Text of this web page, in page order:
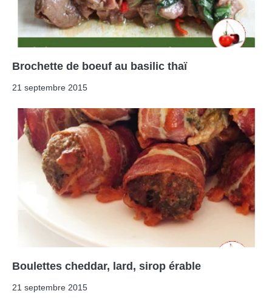
Brochette de boeuf au basilic thaï
21 septembre 2015
Boulettes cheddar, lard, sirop érable
21 septembre 2015